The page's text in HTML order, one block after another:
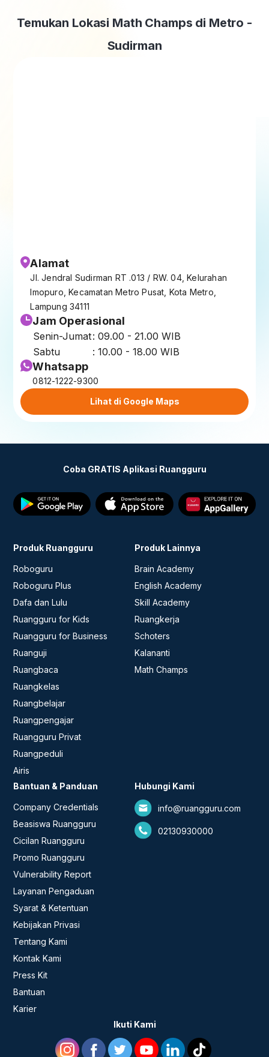
Temukan Lokasi Math Champs di Metro -
Sudirman
Alamat
Jl. Jendral Sudirman RT .013 / RW. 04, Kelurahan
Imopuro, Kecamatan Metro Pusat, Kota Metro,
Lampung 34111
Jam Operasional
Senin-Jumat: 09.00 - 21.00 WIB
Sabtu
: 10.00 - 18.00 WIB
Whatsapp
0812-1222-9300
Lihat di Google Maps
Coba GRATIS Aplikasi Ruangguru
Produk Ruangguru
Roboguru
Roboguru Plus
Dafa dan Lulu
Ruangguru for Kids
Ruangguru for Business
Ruanguji
Ruangbaca
Ruangkelas
Ruangbelajar
Ruangpengajar
Ruangguru Privat
Ruangpeduli
Airis
Produk Lainnya
Brain Academy
English Academy
Skill Academy
Ruangkerja
Schoters
Kalananti
Math Champs
Bantuan & Panduan
Company Credentials
Beasiswa Ruangguru
Cicilan Ruangguru
Promo Ruangguru
Vulnerability Report
Layanan Pengaduan
Syarat & Ketentuan
Kebijakan Privasi
Tentang Kami
Kontak Kami
Press Kit
Bantuan
Karier
Hubungi Kami
info@ruangguru.com
02130930000
Ikuti Kami